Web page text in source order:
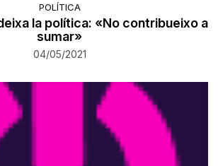
POLÍTICA
la política: «No contribueixo a
sumar»
04/05/2021